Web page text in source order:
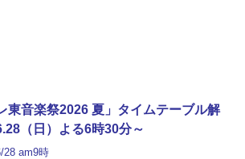
東音楽祭2026 夏」タイムテーブル解
（日）よる6時30分～
28 am9時